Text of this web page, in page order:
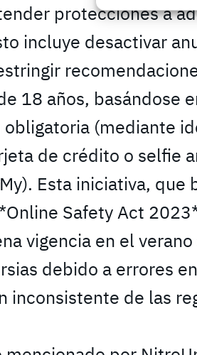
protecciones a
incluye desactivar
18 años, basándose
(mediante
de crédito o selfie
Esta iniciativa, que
Safety Act
vigencia en el
debido a errores
inconsistente de las